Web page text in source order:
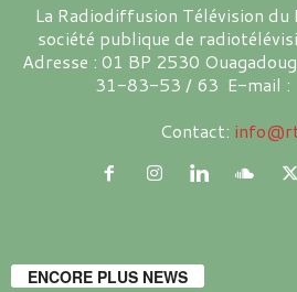
La Radiodiffusion Télévision
société publique de
Adresse : 01 BP 2530
31-83-53 / 63 E-mail
Contact:
ENCORE PLUS NEWS